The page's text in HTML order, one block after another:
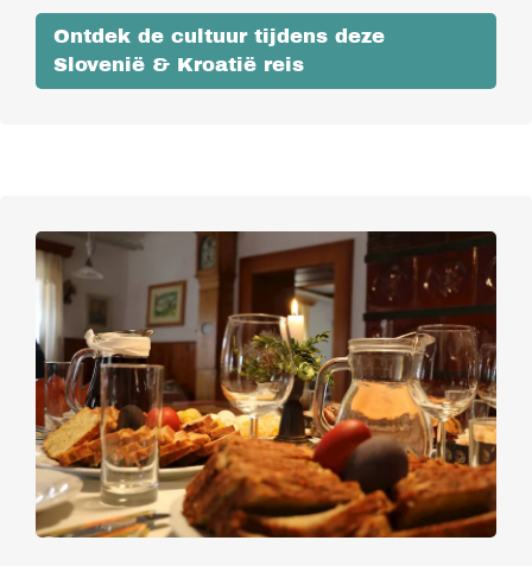
Ontdek de cultuur tijdens deze
Slovenië & Kroatië reis